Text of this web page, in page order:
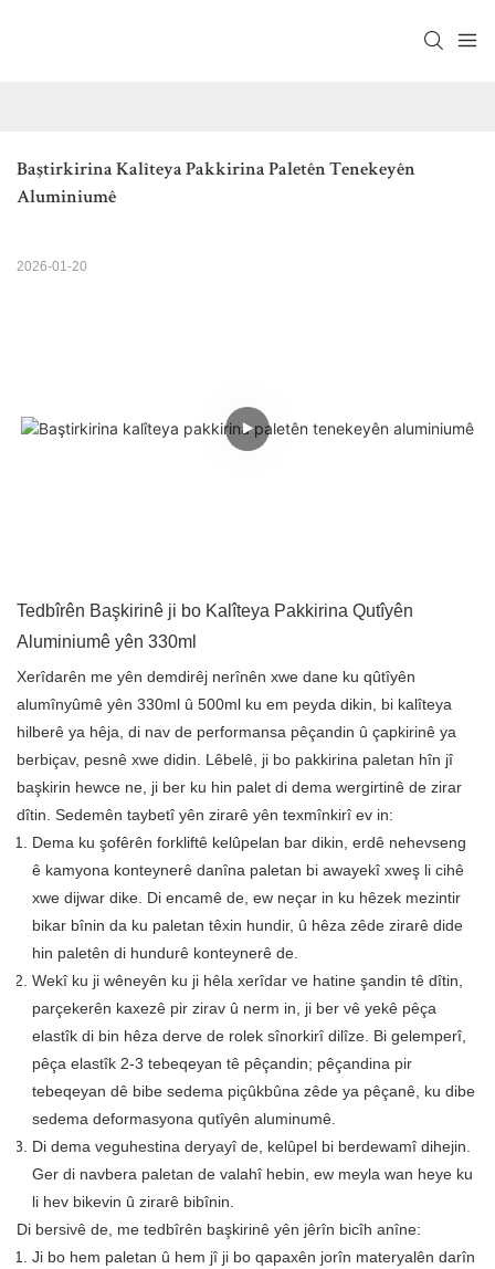
Baştirkirina Kalîteya Pakkirina Paletên Tenekeyên
Aluminiumê
2026-01-20
Tedbîrên Başkirinê ji bo Kalîteya Pakkirina Qutîyên
Aluminiumê yên 330ml
Xerîdarên me yên demdirêj nerînên xwe dane ku qûtîyên
alumînyûmê yên 330ml û 500ml ku em peyda dikin, bi kalîteya
hilberê ya hêja, di nav de performansa pêçandin û çapkirinê ya
berbiçav, pesnê xwe didin. Lêbelê, ji bo pakkirina paletan hîn jî
başkirin hewce ne, ji ber ku hin palet di dema wergirtinê de zirar
dîtin. Sedemên taybetî yên zirarê yên texmînkirî ev in:
Dema ku şofêrên forkliftê kelûpelan bar dikin, erdê nehevseng
ê kamyona konteynerê danîna paletan bi awayekî xweş li cihê
xwe dijwar dike. Di encamê de, ew neçar in ku hêzek mezintir
bikar bînin da ku paletan têxin hundir, û hêza zêde zirarê dide
hin paletên di hundurê konteynerê de.
Wekî ku ji wêneyên ku ji hêla xerîdar ve hatine şandin tê dîtin,
parçekerên kaxezê pir zirav û nerm in, ji ber vê yekê pêça
elastîk di bin hêza derve de rolek sînorkirî dilîze. Bi gelemperî,
pêça elastîk 2-3 tebeqeyan tê pêçandin; pêçandina pir
tebeqeyan dê bibe sedema piçûkbûna zêde ya pêçanê, ku dibe
sedema deformasyona qutîyên aluminumê.
Di dema veguhestina deryayî de, kelûpel bi berdewamî dihejin.
Ger di navbera paletan de valahî hebin, ew meyla wan heye ku
li hev bikevin û zirarê bibînin.
Di bersivê de, me tedbîrên başkirinê yên jêrîn bicîh anîne:
Ji bo hem paletan û hem jî ji bo qapaxên jorîn materyalên darîn